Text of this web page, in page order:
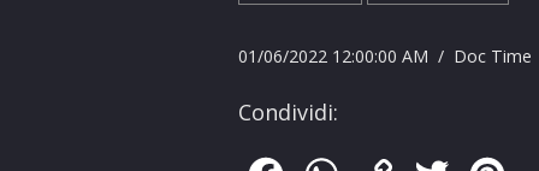
01/06/2022 12:00:00 AM / Doc Time
Condividi: